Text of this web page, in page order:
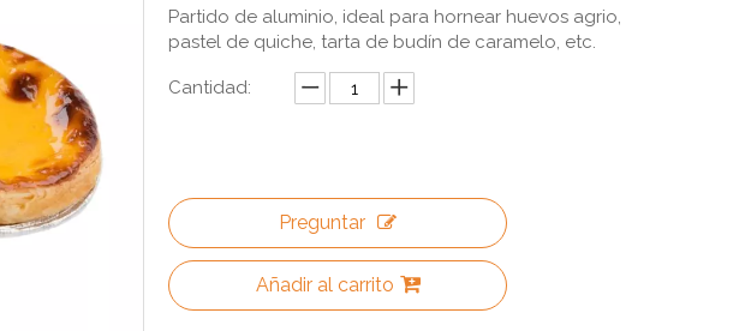
Partido de aluminio, ideal para hornear huevos agrio,
pastel de quiche, tarta de budín de caramelo, etc.
Cantidad:
Preguntar
Añadir al carrito